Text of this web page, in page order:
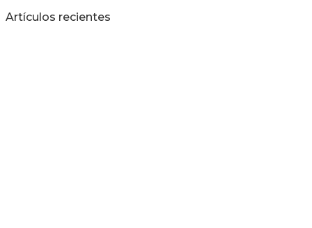
Artículos recientes